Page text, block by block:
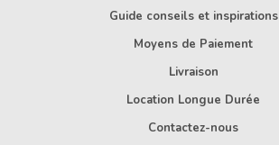
Guide conseils et inspirations
Moyens de Paiement
Livraison
Location Longue Durée
Contactez-nous